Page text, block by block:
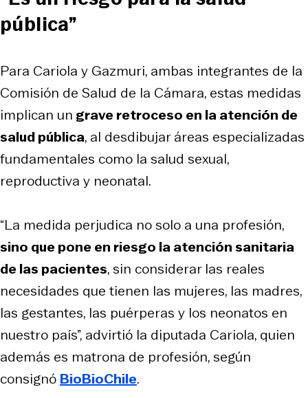
pública”
Para Cariola y Gazmuri, ambas integrantes de la
Comisión de Salud de la Cámara, estas medidas
implican un grave retroceso en la atención de
salud pública, al desdibujar áreas especializadas
fundamentales como la salud sexual,
reproductiva y neonatal.
“La medida perjudica no solo a una profesión,
sino que pone en riesgo la atención sanitaria
de las pacientes, sin considerar las reales
necesidades que tienen las mujeres, las madres,
las gestantes, las puérperas y los neonatos en
nuestro país”, advirtió la diputada Cariola, quien
además es matrona de profesión, según
consignó BioBioChile.